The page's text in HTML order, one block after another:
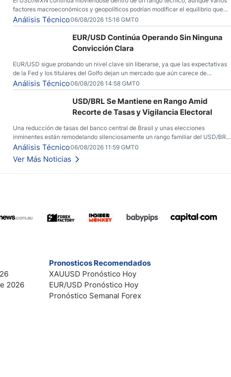
factores macroeconómicos y geopolíticos podrían modificar el equilibrio que
ha dominado al mercado en las últimas semanas.
Análisis Técnico06/08/2026 15:16 GMT0
EUR/USD Continúa Operando Sin Ninguna
Convicción Clara
EUR/USD sigue probando un nivel clave sin liberarse, ya que las expectativas
de la Fed y los titulares del Golfo dejan un mercado que aún carece de
convicción real.
Análisis Técnico06/08/2026 14:58 GMT0
USD/BRL Se Mantiene en Rango Amid
Recorte de Tasas y Vigilancia Electoral
Una reducción de tasas del banco central de Brasil y unas elecciones
inminentes están remodelando silenciosamente un rango familiar del USD/BRL.
Una reducción de tasas por parte del banco central de Brasil y unas elecciones
inminentes están remodelando silenciosamente un rango familiar del USD/BRL.
Esto es lo que los traders están observando a continuación.
Análisis Técnico06/08/2026 11:59 GMT0
Ver Más Noticias
2026
Pronosticos Recomendados
XAUUSD Pronóstico Hoy
EUR/USD Pronóstico Hoy
Pronóstico Semanal Forex